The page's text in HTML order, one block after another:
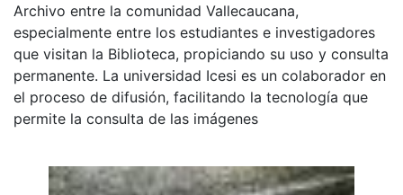
Archivo entre la comunidad Vallecaucana,
especialmente entre los estudiantes e investigadores
que visitan la Biblioteca, propiciando su uso y consulta
permanente. La universidad Icesi es un colaborador en
el proceso de difusión, facilitando la tecnología que
permite la consulta de las imágenes